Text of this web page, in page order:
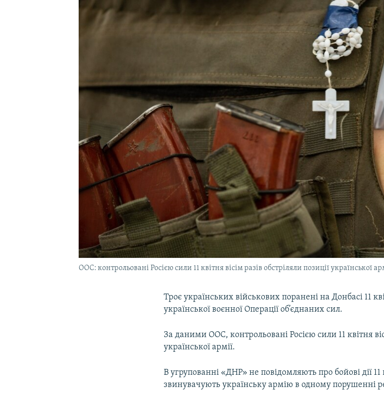
ООС: контрольовані Росією сили 11 квітня вісім разів обстріляли позиції української
Троє українських військових поранені на Донбасі 11
української воєнної Операції об’єднаних сил.
За даними ООС, контрольовані Росією сили 11 квітня
української армії.
В угрупованні «ДНР» не повідомляють про бойові дії
звинувачують українську армію в одному